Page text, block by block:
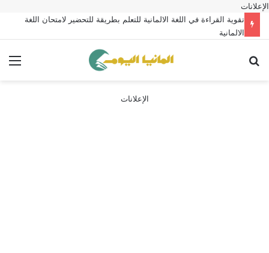
الإعلانات
تقوية القراءة في اللغة الالمانية للتعلم بطريقة للتحضير لامتحان اللغة
الالمانية
الإعلانات